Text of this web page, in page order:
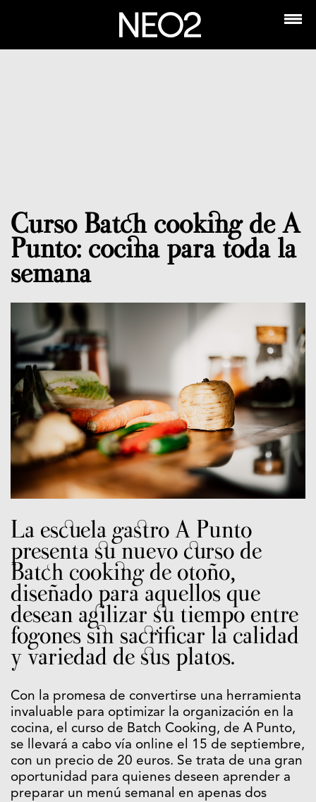
Curso Batch cooking de A
Punto: cocina para toda la
semana
La escuela gastro A Punto
presenta su nuevo curso de
Batch cooking de otoño,
diseñado para aquellos que
desean agilizar su tiempo entre
fogones sin sacrificar la calidad
y variedad de sus platos.
Con la promesa de convertirse una herramienta
invaluable para optimizar la organización en la
cocina, el curso de Batch Cooking, de A Punto,
se llevará a cabo vía online el 15 de septiembre,
con un precio de 20 euros. Se trata de una gran
oportunidad para quienes deseen aprender a
preparar un menú semanal en apenas dos